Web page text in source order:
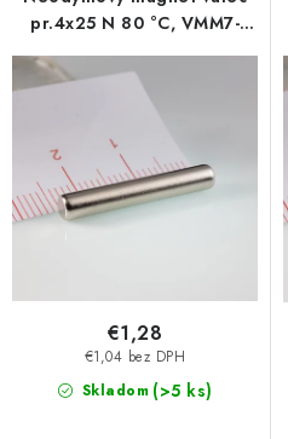
pr.4x25 N 80 °C, VMM7-
N42
Skladom (>5 ks)
€1,04 bez DPH
€1,28